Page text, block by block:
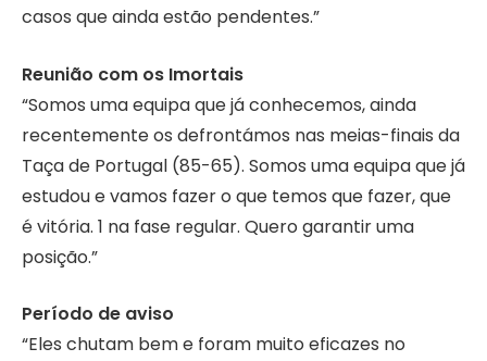
casos que ainda estão pendentes.”
Reunião com os Imortais
“Somos uma equipa que já conhecemos, ainda
recentemente os defrontámos nas meias-finais da
Taça de Portugal (85-65). Somos uma equipa que já
estudou e vamos fazer o que temos que fazer, que
é vitória. 1 na fase regular. Quero garantir uma
posição.”
Período de aviso
“Eles chutam bem e foram muito eficazes no